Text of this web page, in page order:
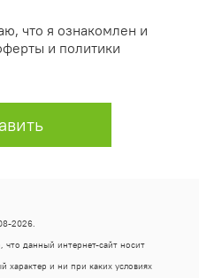
что я ознакомлен и
и политики
2026.
данный интернет-сайт носит
характер и ни при каких условиях